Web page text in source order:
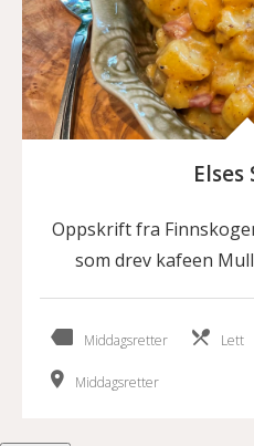
Elses
Oppskrift fra
som drev kafeen
Middagsretter Lett
Middagsretter